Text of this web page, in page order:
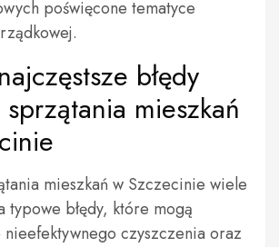
poświęcone tematyce
błędy
mieszkań
mieszkań w Szczecinie wiele
typowe błędy, które mogą
czyszczenia oraz